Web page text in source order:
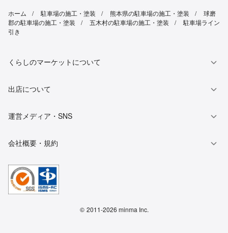
ホーム 駐車場の施工・塗装 熊本県の駐車場の施工・塗装
球磨
郡の駐車場の施工・塗装
五木村の駐車場の施工・塗装
駐車場ライン
引き
くらしのマーケットについて
出店について
運営メディア・SNS
会社概要・規約
© 2011-2026 minma Inc.